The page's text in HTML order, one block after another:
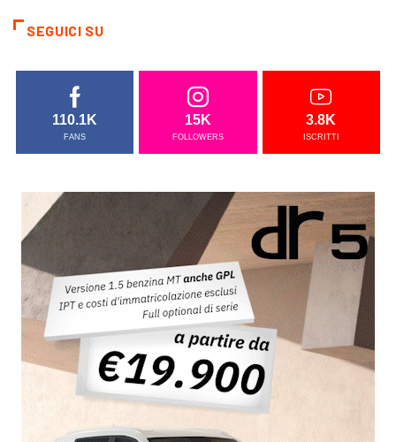
SEGUICI SU
110.1K
FANS
15K
FOLLOWERS
3.8K
ISCRITTI